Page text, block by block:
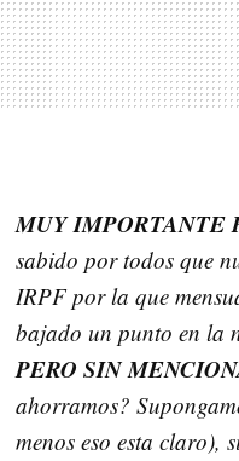
MUY IMPORTANTE
sabido por todos que
IRPF por la que
bajado un punto en la
PERO SIN
ahorramos?
menos eso esta claro),